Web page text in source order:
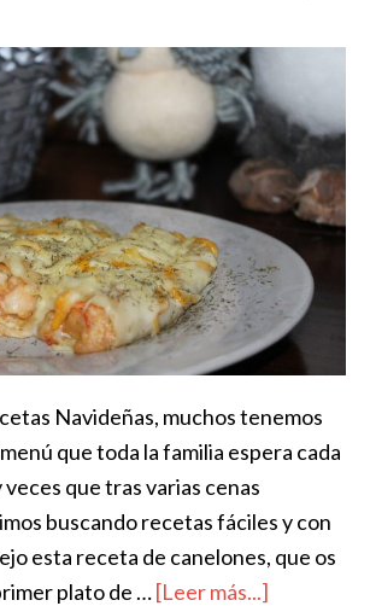
Navideñas, muchos tenemos
que toda la familia espera cada
veces que tras varias cenas
buscando recetas fáciles y con
esta receta de canelones, que os
plato de …[Leer más...]